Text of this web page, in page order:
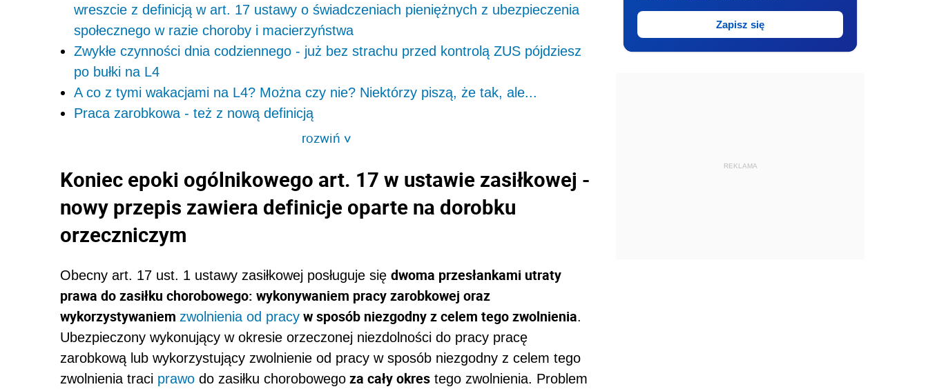
wreszcie z definicją w art. 17 ustawy o świadczeniach pieniężnych z ubezpieczenia
społecznego w razie choroby i macierzyństwa
Zwykłe czynności dnia codziennego - już bez strachu przed kontrolą ZUS pójdziesz
po bułki na L4
A co z tymi wakacjami na L4? Można czy nie? Niektórzy piszą, że tak, ale...
Praca zarobkowa - też z nową definicją
rozwiń>
Koniec epoki ogólnikowego art. 17 w ustawie zasiłkowej -
nowy przepis zawiera definicje oparte na dorobku
orzeczniczym
Obecny art. 17 ust. 1 ustawy zasiłkowej posługuje się dwoma przesłankami utraty
prawa do zasiłku chorobowego: wykonywaniem pracy zarobkowej oraz
wykorzystywaniem zwolnienia od pracy w sposób niezgodny z celem tego zwolnienia.
Ubezpieczony wykonujący w okresie orzeczonej niezdolności do pracy pracę
zarobkową lub wykorzystujący zwolnienie od pracy w sposób niezgodny z celem tego
zwolnienia traci prawo do zasiłku chorobowego za cały okres tego zwolnienia. Problem
Zapisz się
REKLAMA